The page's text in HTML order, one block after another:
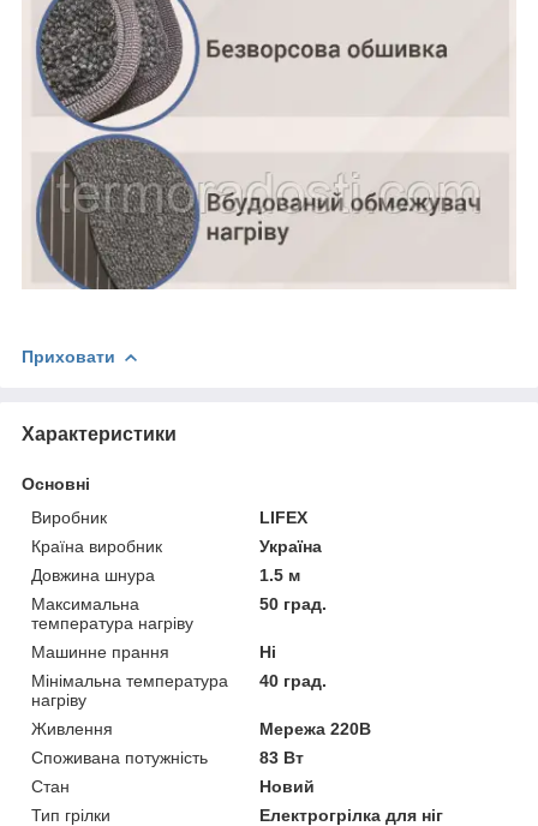
Приховати
Характеристики
Основні
Виробник
LIFEX
Країна виробник
Україна
Довжина шнура
1.5 м
Максимальна
температура нагріву
50 град.
Машинне прання
Ні
Мінімальна температура
нагріву
40 град.
Живлення
Мережа 220В
Споживана потужність
83 Вт
Стан
Новий
Тип грілки
Електрогрілка для ніг